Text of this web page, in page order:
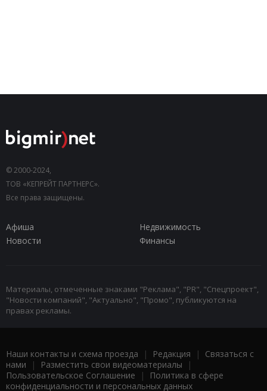
© 2000-2024,
ТОВ «КЕПРЕЙТ ПАРТНЕРС».
Все права защищены.
Афиша
Недвижимость
Новости
Финансы
Материалы, отмеченные знаками "Реклама", "PR", "Спецпроект",
"Новости компаний", "Актуально", "Промо", публикуются на
правах рекламы.
Наши контакты и схема проезда | Редакция | Связаться с
нами | Разместить свои видеоматериалы |
Пользовательское Соглашение |
Политика в сфере
конфиденциальности и персональных данных